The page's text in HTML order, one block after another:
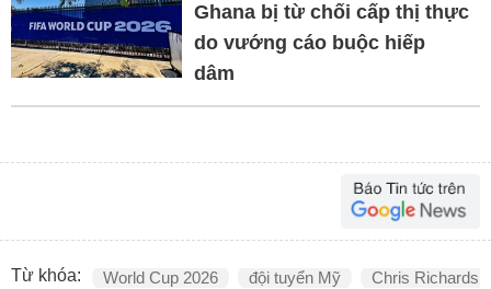
Ghana bị từ chối cấp thị thực
do vướng cáo buộc hiếp
dâm
Từ khóa: World Cup 2026 đội tuyển Mỹ Chris Richards